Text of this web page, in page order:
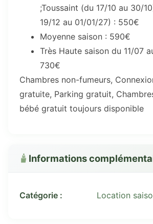
;Toussaint (du 17/10 au 30/
19/12 au 01/01/27) : 550€
Moyenne saison : 590€
Très Haute saison du 11/07
730€
Chambres non-fumeurs,
gratuite, Parking gratuit,
bébé gratuit toujours disponible
Informations
Catégorie : Location